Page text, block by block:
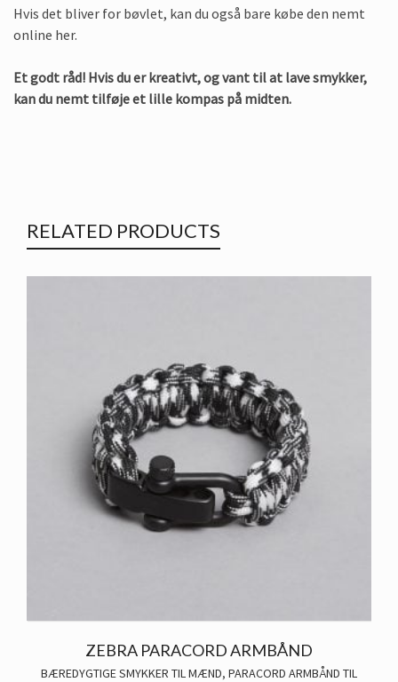
Hvis det bliver for bøvlet, kan du også bare købe den nemt
online her.
Et godt råd! Hvis du er kreativt, og vant til at lave smykker,
kan du nemt tilføje et lille kompas på midten.
RELATED PRODUCTS
ZEBRA PARACORD ARMBÅND
BÆREDYGTIGE SMYKKER TIL MÆND, PARACORD ARMBÅND TIL